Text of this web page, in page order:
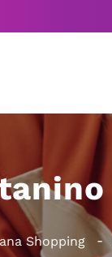
Shopping